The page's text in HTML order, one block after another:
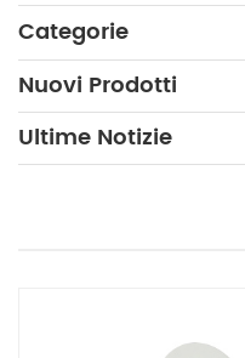
Categorie
Nuovi Prodotti
Ultime Notizie